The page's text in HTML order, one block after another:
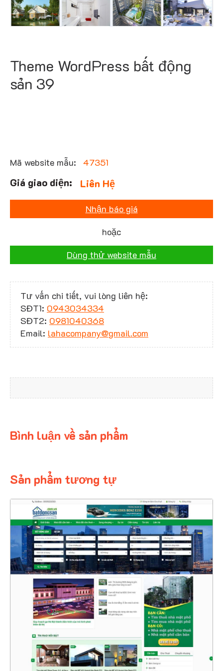
Theme WordPress bất động
sản 39
Mã website mẫu: 47351
Liên Hệ
Nhận báo giá
hoặc
Dùng thử website mẫu
Tư vấn chi tiết, vui lòng liên hệ:
SĐT1: 0943034334
SĐT2: 0981040368
Email: lahacompany@gmail.com
Bình luận về sản phẩm
Sản phẩm tương tự
4641
CHI TIẾT